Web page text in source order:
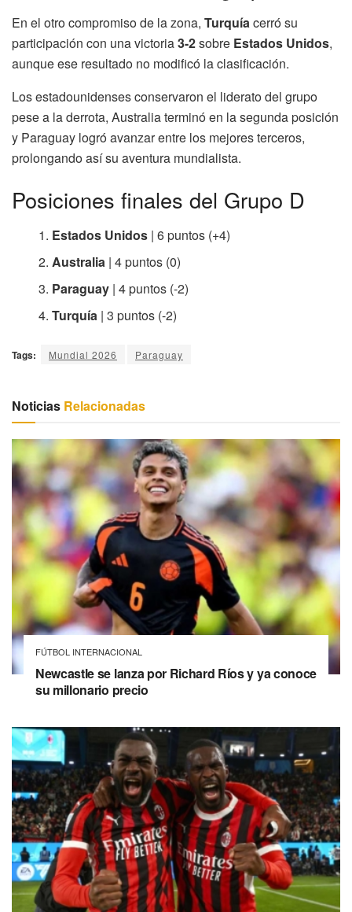
En el otro compromiso de la zona, Turquíacerró su
participación con una victoria3-2sobre Estados Unidos,
aunque ese resultado no modificó la clasificación.
Los estadounidenses conservaron el liderato del grupo
pese a la derrota, Australia terminó en la segunda posición
y Paraguay logró avanzar entre los mejores terceros,
prolongando así su aventura mundialista.
Posiciones finales del Grupo D
Estados Unidos | 6 puntos (+4)
Australia | 4 puntos (0)
Paraguay | 4 puntos (-2)
Turquía | 3 puntos (-2)
Tags: Mundial 2026 Paraguay
Noticias Relacionadas
FÚTBOL INTERNACIONAL
Newcastle se lanza por Richard Ríos y ya conoce
su millonario precio